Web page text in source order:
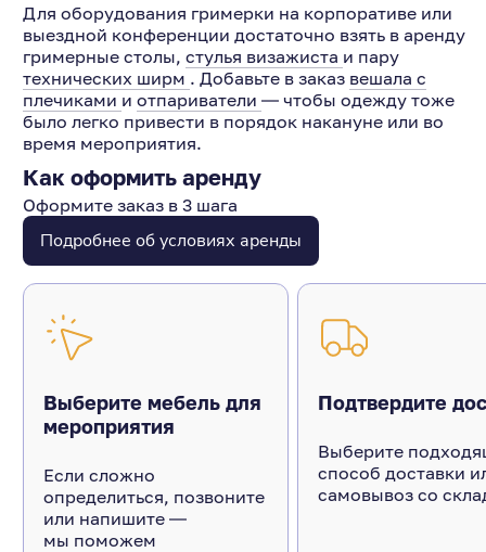
Для оборудования гримерки на корпоративе или
выездной конференции достаточно взять в аренду
гримерные столы, стулья визажиста и пару
технических ширм . Добавьте в заказ вешала с
плечиками и отпариватели ― чтобы одежду тоже
было легко привести в порядок накануне или во
время мероприятия.
Как оформить аренду
Оформите заказ в 3 шага
Подробнее об условиях аренды
Выберите мебель для
мероприятия
Если сложно
определиться, позвоните
или напишите ―
мы поможем
Подтвердите
Выберите
способ доставки
самовывоз со